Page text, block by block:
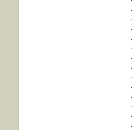
．
．
．
．
．
．
．
．
．
．
．
．
．